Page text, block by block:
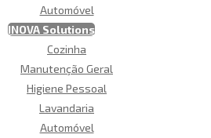
Automóvel
INOVA Solutions
Cozinha
Manutenção Geral
Higiene Pessoal
Lavandaria
Automóvel